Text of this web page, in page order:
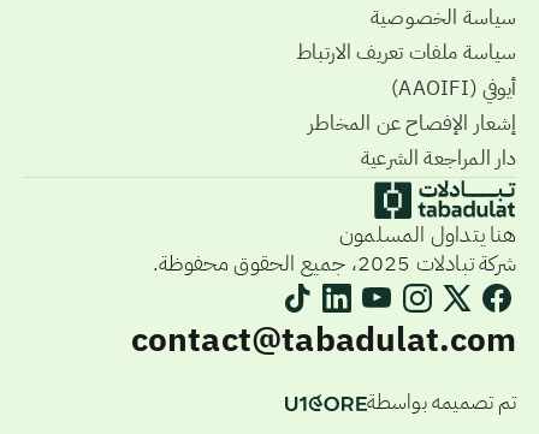
سياسة الخصوصية
سياسة ملفات تعريف الارتباط
أيوفي (AAOIFI)
إشعار الإفصاح عن المخاطر
دار المراجعة الشرعية
هنا يتداول المسلمون
شركة تبادلات 2025، جميع الحقوق محفوظة.
contact@tabadulat.com
تم تصميمه بواسطة